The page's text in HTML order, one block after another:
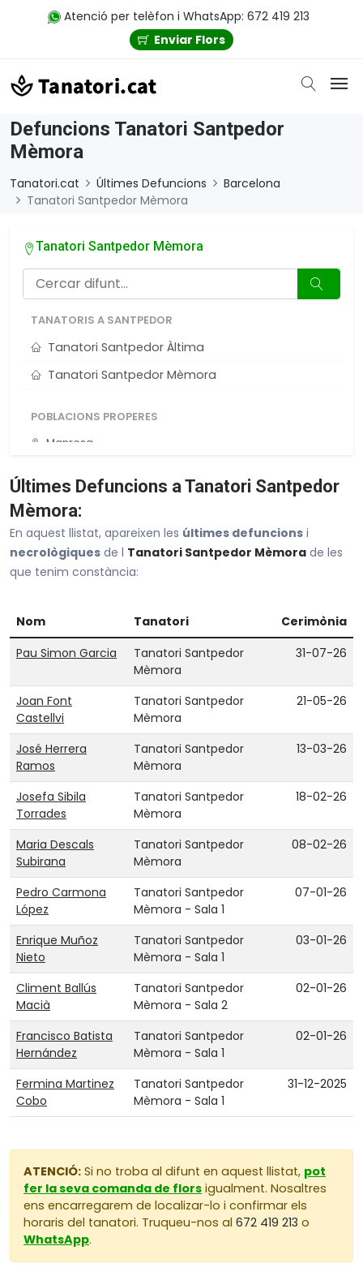
Atenció per telèfon i WhatsApp: 672 419 213
Enviar Flors
Defuncions Tanatori Santpedor
Mèmora
Tanatori.cat Últimes Defuncions
Barcelona
Tanatori Santpedor Mèmora
Tanatori Santpedor Mèmora
TANATORIS A SANTPEDOR
Tanatori Santpedor Àltima
Tanatori Santpedor Mèmora
POBLACIONS PROPERES
Manresa
Terrassa
Berga
Últimes Defuncions a Tanatori Santpedor
Mèmora:
En aquest llistat, apareixen les últimes defuncions i
necrològiques de l Tanatori Santpedor Mèmora de les
que tenim constància:
Nom Tanatori
Cerimònia
Pau Simon Garcia
Tanatori Santpedor
Mèmora
31-07-26
Joan Font
Castellvi
Tanatori Santpedor
Mèmora
21-05-26
José Herrera
Ramos
Tanatori Santpedor
Mèmora
13-03-26
Josefa Sibila
Torrades
Tanatori Santpedor
Mèmora
18-02-26
Maria Descals
Subirana
Tanatori Santpedor
Mèmora
08-02-26
Pedro Carmona
López
Tanatori Santpedor
Mèmora - Sala 1
07-01-26
Enrique Muñoz
Nieto
Tanatori Santpedor
Mèmora - Sala 1
03-01-26
Climent Ballús
Macià
Tanatori Santpedor
Mèmora - Sala 2
02-01-26
Francisco Batista
Hernández
Tanatori Santpedor
Mèmora - Sala 1
02-01-26
Fermina Martinez
Cobo
Tanatori Santpedor
Mèmora - Sala 1
31-12-2025
ATENCIÓ: Si no troba al difunt en aquest llistat, pot
fer la seva comanda de flors igualment. Nosaltres
ens encarregarem de localizar-lo i confirmar els
horaris del tanatori. Truqueu-nos al 672 419 213 o
WhatsApp.